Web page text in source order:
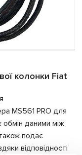
колонки Fiat
MS561 PRO для
обмін даними між
подає
відповідності